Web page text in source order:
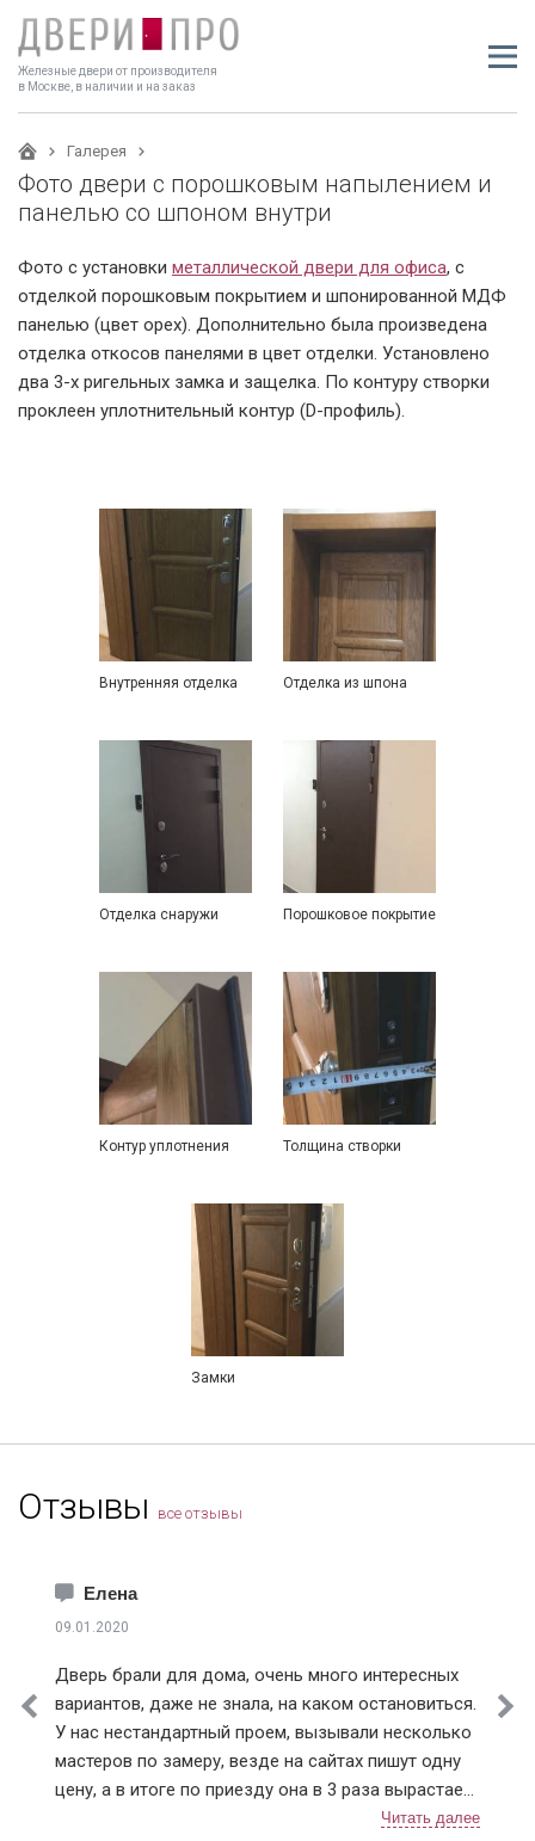
Железные двери от производителя
в Москве, в наличии и на заказ
Галерея
Фото двери с порошковым напылением и
панелью со шпоном внутри
Фото с установки металлической двери для офиса, с
отделкой порошковым покрытием и шпонированной МДФ
панелью (цвет орех). Дополнительно была произведена
отделка откосов панелями в цвет отделки. Установлено
два 3-х ригельных замка и защелка. По контуру створки
проклеен уплотнительный контур (D-профиль).
Внутренняя отделка Отделка из шпона
Отделка снаружи Порошковое покрытие
Контур уплотнения Толщина створки
Замки
Отзывы все отзывы
Елена
09.01.2020
Дверь брали для дома, очень много интересных
вариантов, даже не знала, на каком остановиться.
У нас нестандартный проем, вызывали несколько
мастеров по замеру, везде на сайтах пишут одну
цену, а в итоге по приезду она в 3 раза вырастает.
Ну понятно что проем нестандартный, но почему